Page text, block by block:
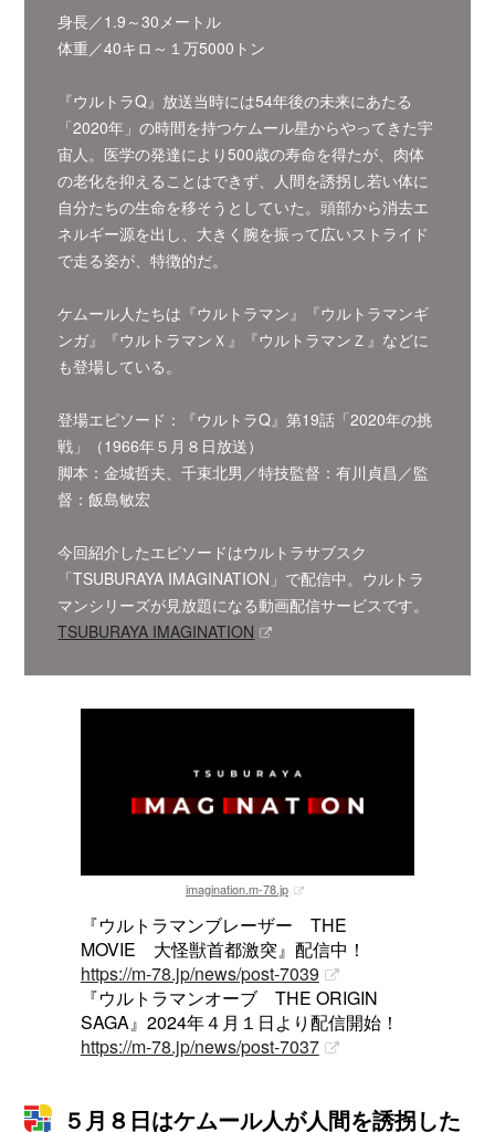
身長／1.9～30メートル
体重／40キロ～１万5000トン
『ウルトラQ』放送当時には54年後の未来にあたる
「2020年」の時間を持つケムール星からやってきた宇
宙人。医学の発達により500歳の寿命を得たが、肉体
の老化を抑えることはできず、人間を誘拐し若い体に
自分たちの生命を移そうとしていた。頭部から消去エ
ネルギー源を出し、大きく腕を振って広いストライド
で走る姿が、特徴的だ。
ケムール人たちは『ウルトラマン』『ウルトラマンギ
ンガ』『ウルトラマンＸ』『ウルトラマンＺ』などに
も登場している。
登場エピソード：『ウルトラQ』第19話「2020年の挑
戦」（1966年５月８日放送）
脚本：金城哲夫、千束北男／特技監督：有川貞昌／監
督：飯島敏宏
今回紹介したエピソードはウルトラサブスク
「TSUBURAYA IMAGINATION」で配信中。ウルトラ
マンシリーズが見放題になる動画配信サービスです。
TSUBURAYA IMAGINATION
imagination.m-78.jp
『ウルトラマンブレーザー THE
MOVIE 大怪獣首都激突』配信中！
https://m-78.jp/news/post-7039
『ウルトラマンオーブ THE ORIGIN
SAGA』2024年４月１日より配信開始！
https://m-78.jp/news/post-7037
５月８日はケムール人が人間を誘拐した